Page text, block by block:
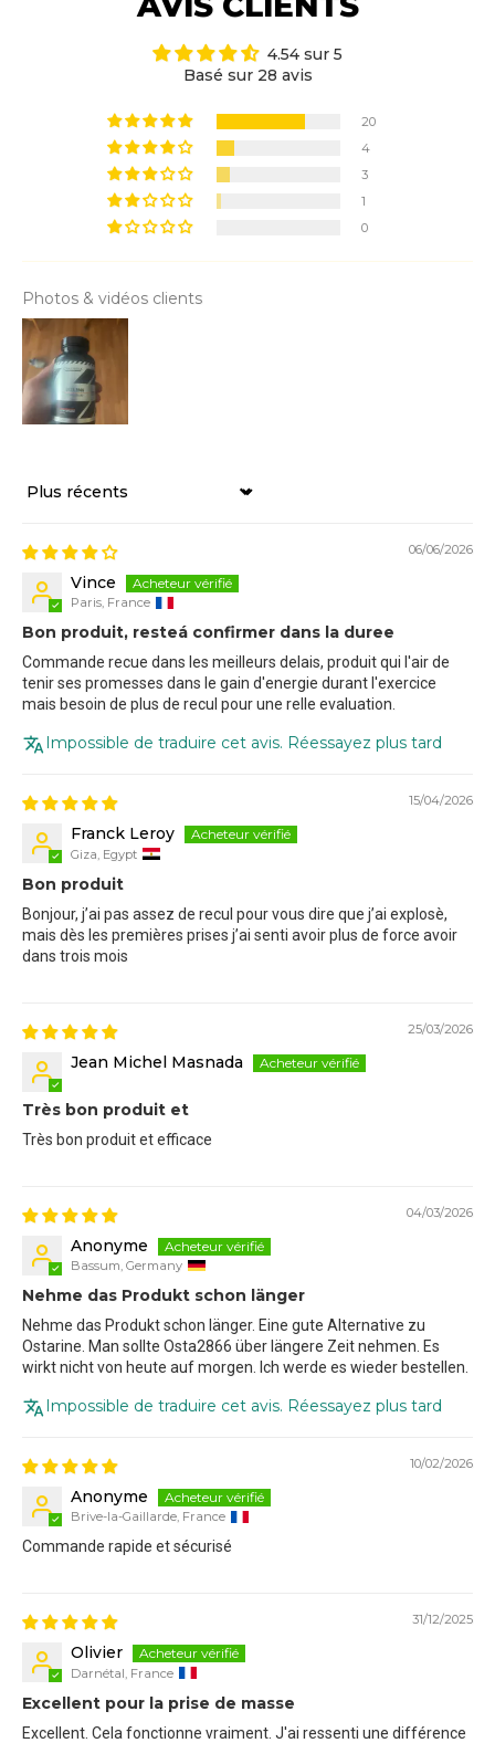
4.54 sur 5
Basé sur 28 avis
20
4
3
1
0
Photos & vidéos clients
Sort by
06/06/2026
Vince
Paris, France
Bon produit, resteá confirmer dans la duree
Commande recue dans les meilleurs delais, produit qui l'air de
tenir ses promesses dans le gain d'energie durant l'exercice
mais besoin de plus de recul pour une relle evaluation.
Impossible de traduire cet avis. Réessayez plus tard
15/04/2026
Franck Leroy
Giza, Egypt
Bon produit
Bonjour, j’ai pas assez de recul pour vous dire que j’ai explosè,
mais dès les premières prises j’ai senti avoir plus de force avoir
dans trois mois
25/03/2026
Jean Michel Masnada
Très bon produit et
Très bon produit et efficace
04/03/2026
Anonyme
Bassum, Germany
Nehme das Produkt schon länger
Nehme das Produkt schon länger. Eine gute Alternative zu
Ostarine. Man sollte Osta2866 über längere Zeit nehmen. Es
wirkt nicht von heute auf morgen. Ich werde es wieder bestellen.
Impossible de traduire cet avis. Réessayez plus tard
10/02/2026
Anonyme
Brive-la-Gaillarde, France
Commande rapide et sécurisé
31/12/2025
Olivier
Darnétal, France
Excellent pour la prise de masse
Excellent. Cela fonctionne vraiment. J'ai ressenti une différence